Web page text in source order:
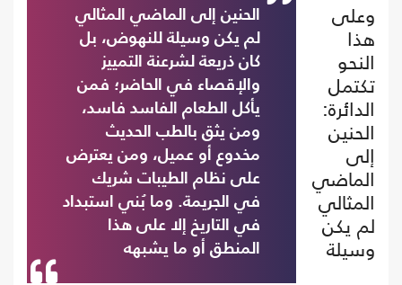
الحنين إلى الماضي المثالي
لم يكن وسيلة للنهوض، بل
كان ذريعة لشرعنة التمييز
والإقصاء في الحاضر؛ فمن
يأكل الطعام الفاسد فاسد،
ومن يثق بالطب الحديث
مخدوع أو عميل، ومن يعترض
على نظام الطيبات شريك
في الجريمة. وما بُني استبداد
في التاريخ إلا على هذا
المنطق أو ما يشبهه
وعلى
هذا
النحو
تكتمل
الدائرة:
الحنين
إلى
الماضي
المثالي
لم يكن
وسيلة